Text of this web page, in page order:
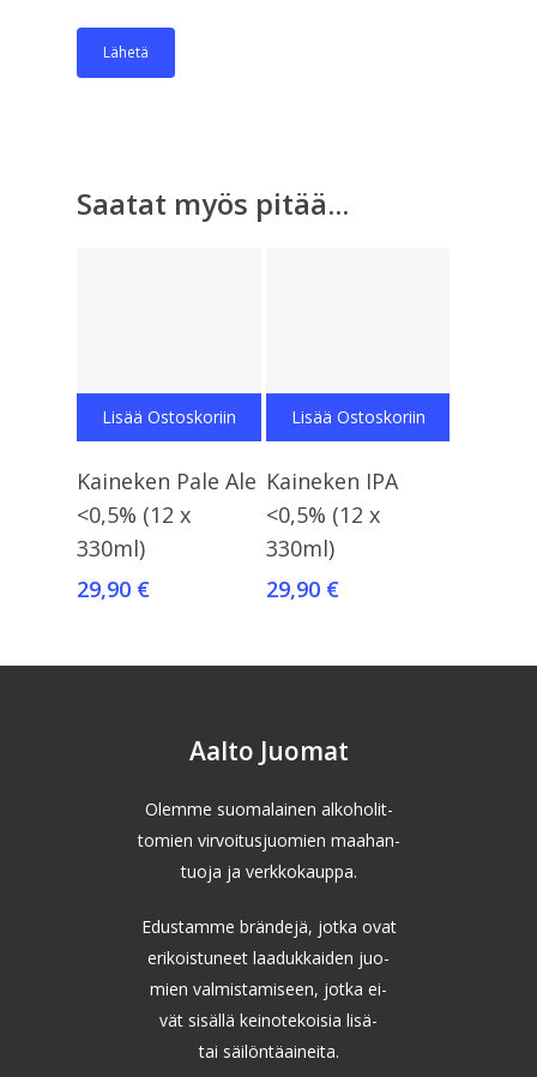
Saatat myös pitää...
Lisää Ostoskoriin
Kaineken Pale Ale
<0,5% (12 x
330ml)
29,90 €
Lisää Ostoskoriin
Kaineken IPA
<0,5% (12 x
330ml)
29,90€
Aalto Juomat
Olemme suomalainen alkoholit-
tomien virvoitusjuomien maahan-
tuoja ja verkkokauppa.
Edustamme brändejä, jotka ovat
erikoistuneet laadukkaiden juo-
mien valmistamiseen, jotka ei-
vät sisällä keinotekoisia lisä-
tai säilöntäaineita.